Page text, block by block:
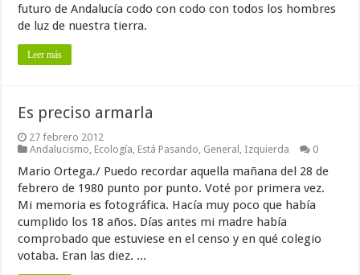
futuro de Andalucía codo con codo con todos los hombres
de luz de nuestra tierra.
Leer más
Es preciso armarla
27 febrero 2012
Andalucismo Ecología Está Pasando General Izquierda 0
Mario Ortega./ Puedo recordar aquella mañana del 28 de
febrero de 1980 punto por punto. Voté por primera vez.
Mi memoria es fotográfica. Hacía muy poco que había
cumplido los 18 años. Días antes mi madre había
comprobado que estuviese en el censo y en qué colegio
votaba. Eran las diez. ...